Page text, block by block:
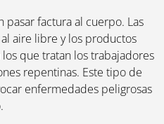
pasar factura al cuerpo. Las
aire libre y los productos
que tratan los trabajadores
repentinas. Este tipo de
enfermedades peligrosas